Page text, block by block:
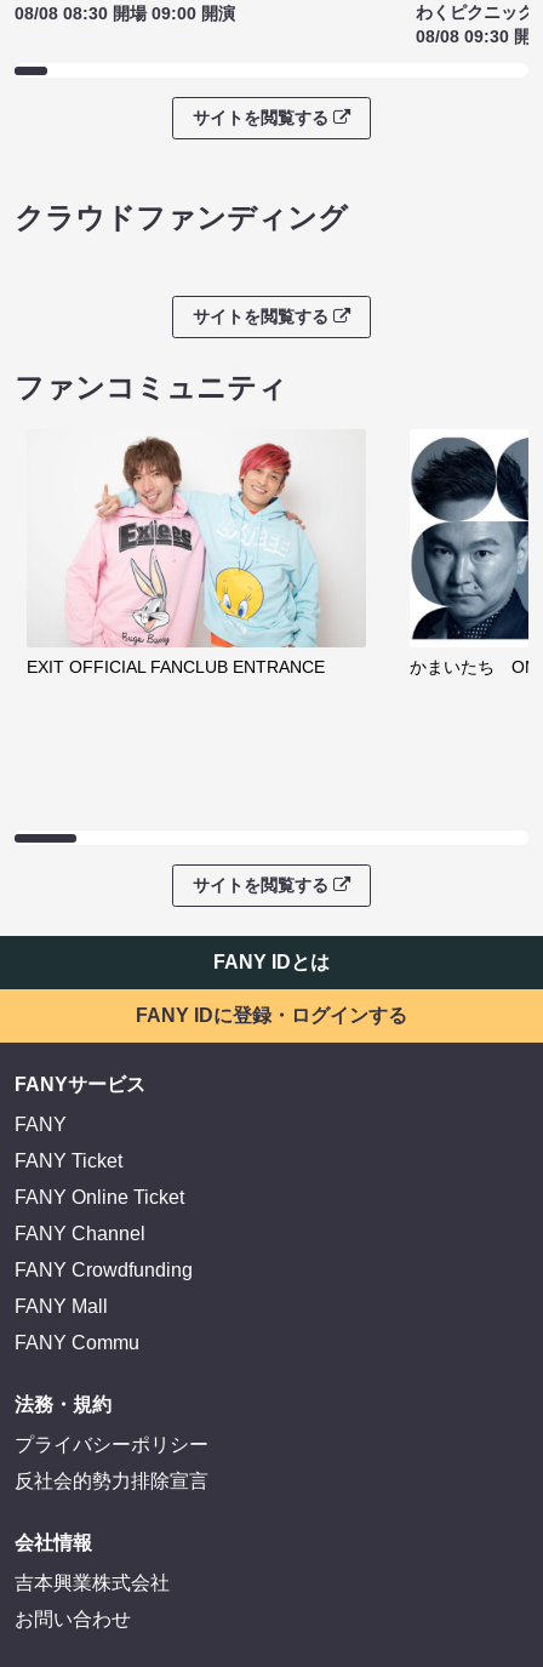
08/08 08:30 開場 09:00 開演
わくピクニック
08/08 09:30 開
サイトを閲覧する
クラウドファンディング
サイトを閲覧する
ファンコミュニティ
EXIT OFFICIAL FANCLUB ENTRANCE かまいたち
サイトを閲覧する
FANY IDとは
FANY IDに登録・ログインする
FANYサービス
FANY
FANY Ticket
FANY Online Ticket
FANY Channel
FANY Crowdfunding
FANY Mall
FANY Commu
法務・規約
プライバシーポリシー
反社会的勢力排除宣言
会社情報
吉本興業株式会社
お問い合わせ